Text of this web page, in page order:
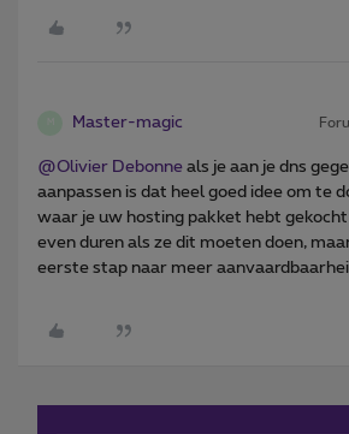
Master-magic
@Olivier Debonne als je aan je dns
aanpassen is dat heel goed idee om te
waar je uw hosting pakket hebt
even duren als ze dit moeten doen,
eerste stap naar meer